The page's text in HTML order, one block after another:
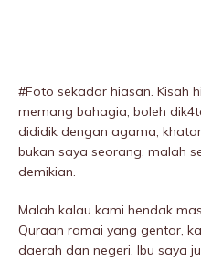
#Foto sekadar hiasan. Kisah
memang bahagia, boleh
dididik dengan agama,
bukan saya seorang, malah
demikian.
Malah kalau kami hendak
Quraan ramai yang gentar,
daerah dan negeri. Ibu saya